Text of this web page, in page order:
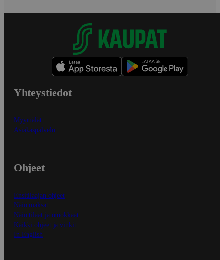
Yhteystiedot
Myymälät
Asiakaspalvelu
Ohjeet
Ensitilaajan ohjeet
Näin maksat
Näin tilaat ja muokkaat
Kaikki ohjeet ja vinkit
In English